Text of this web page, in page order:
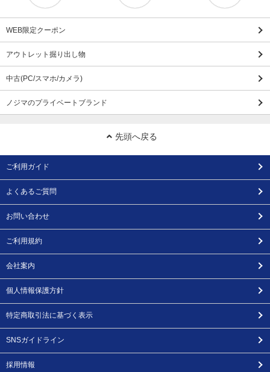
WEB限定クーポン
アウトレット掘り出し物
中古(PC/スマホ/カメラ)
ノジマのプライベートブランド
先頭へ戻る
ご利用ガイド
よくあるご質問
お問い合わせ
ご利用規約
会社案内
個人情報保護方針
特定商取引法に基づく表示
SNSガイドライン
採用情報